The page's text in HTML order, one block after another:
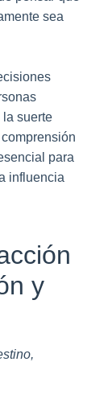
sea
la suerte
para
influencia
y